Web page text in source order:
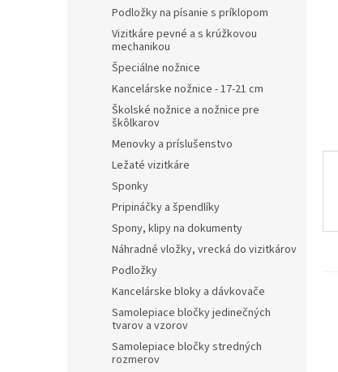
Podložky na písanie s príklopom
Vizitkáre pevné a s krúžkovou
mechanikou
Špeciálne nožnice
Kancelárske nožnice - 17-21 cm
Školské nožnice a nožnice pre
škôlkarov
Menovky a príslušenstvo
Ležaté vizitkáre
Sponky
Pripináčky a špendlíky
Spony, klipy na dokumenty
Náhradné vložky, vrecká do vizitkárov
Podložky
Kancelárske bloky a dávkovače
Samolepiace bločky jedinečných
tvarov a vzorov
Samolepiace bločky stredných
rozmerov